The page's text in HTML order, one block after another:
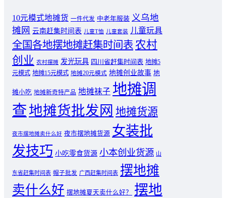
10元模式地摊货 一件代发 中老年服装 义乌地
摊网 云南赶集时间表 儿童T恤 儿童套装 儿童玩具
全国各地摆地摊赶集时间表 农村
创业 农村摆摊 发光玩具 四川省赶集时间表 地摊5
元模式 地摊15元模式 地摊20元模式 地摊创业故事 地
摊小吃 地摊新奇特产品 地摊袜子 地摊调
查地摊货批发网 地摊货源
夜市摆地摊卖什么好 夜市摆地摊货源 女装批
发技巧 小吃零食货源 小本创业货源 山
东省赶集时间表 帽子批发 广西赶集时间表 摆地摊
卖什么好 摆地摊夏天卖什么好？
摆地